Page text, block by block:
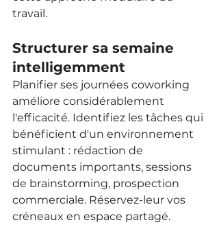
travail.
Structurer sa semaine
intelligemment
Planifier ses journées coworking
améliore considérablement
l'efficacité. Identifiez les tâches qui
bénéficient d'un environnement
stimulant : rédaction de
documents importants, sessions
de brainstorming, prospection
commerciale. Réservez-leur vos
créneaux en espace partagé.